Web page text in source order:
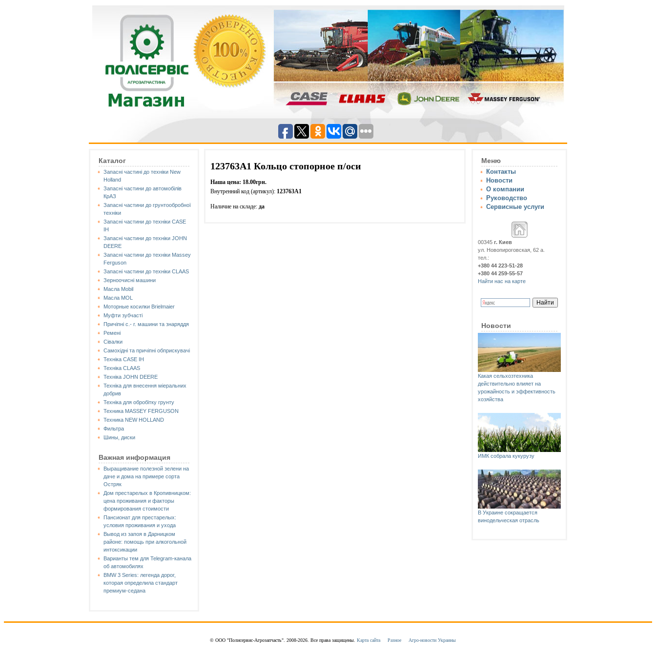
Каталог
Запасні частині до техніки New
Holland
Запасні частини до автомобілів
КрАЗ
Запасні частини до грунтообробної
техніки
Запасні частини до техніки CASE
IH
Запасні частини до техніки JOHN
DEERE
Запасні частини до техніки Massey
Ferguson
Запасні частини до техніки СLAAS
Зерноочисні машини
Масла Mobil
Масла MOL
Моторные косилки Brielmaier
Муфти зубчасті
Причіпні с.- г. машини та знаряддя
Ремені
Сівалки
Самохідні та причіпні обприскувачі
Техніка CASE IH
Техніка CLAAS
Техніка JOHN DEERE
Техніка для внесення міеральних
добрив
Техніка для обробітку грунту
Техника MASSEY FERGUSON
Техника NEW HOLLAND
Фильтра
Шины, диски
Важная информация
Выращивание полезной зелени на
даче и дома на примере сорта
Остряк
Дом престарелых в Кропивницком:
цена проживания и факторы
формирования стоимости
Пансионат для престарелых:
условия проживания и ухода
Вывод из запоя в Дарницком
районе: помощь при алкогольной
интоксикации
Варианты тем для Telegram-канала
об автомобилях
BMW 3 Series: легенда дорог,
которая определила стандарт
премиум-седана
Меню
Контакты
Новости
О компании
Руководство
Сервисные услуги
00345 г. Киев
ул. Новопироговская, 62 а.
тел.:
+380 44 223-51-28
+380 44 259-55-57
Найти нас на карте
Новости
Какая сельхозтехника
действительно влияет на
урожайность и эффективность
хозяйства
ИМК собрала кукурузу
В Украине сокращается
винодельческая отрасль
123763А1 Кольцо стопорное п/оси
Наша цена: 18.00грн.
Внутренний код (артикул): 123763А1
Наличие на складе: да
© ООО "Полисервис-Агрозапчасть". 2008-2026. Все права защищены. Карта сайта Разное Агро-новости Украины